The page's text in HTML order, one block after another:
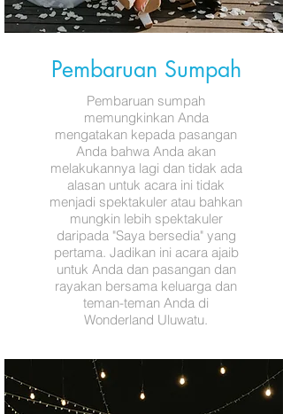
Pembaruan Sumpah
Pembaruan sumpah
memungkinkan Anda
mengatakan kepada pasangan
Anda bahwa Anda akan
melakukannya lagi dan tidak ada
alasan untuk acara ini tidak
menjadi spektakuler atau bahkan
mungkin lebih spektakuler
daripada "Saya bersedia" yang
pertama. Jadikan ini acara ajaib
untuk Anda dan pasangan dan
rayakan bersama keluarga dan
teman-teman Anda di
Wonderland Uluwatu.